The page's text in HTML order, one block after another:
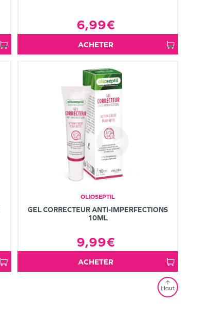
6,99€
ACHETER
OLIOSEPTIL
GEL CORRECTEUR ANTI-IMPERFECTIONS
10ML
9,99€
ACHETER
Haut